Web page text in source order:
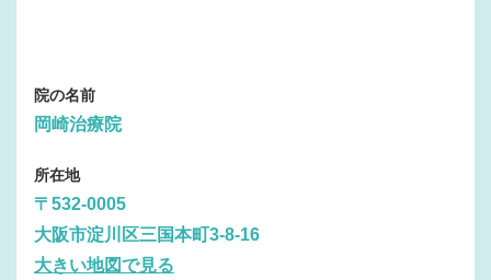
院の名前
岡崎治療院
所在地
〒532-0005
大阪市淀川区三国本町3-8-16
大きい地図で見る